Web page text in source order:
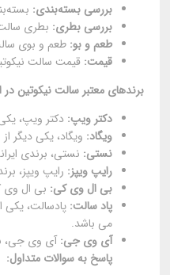
بررسی بسته‌بندی:
بررسی بطری: بطری سالت
طعم و بو: طعم و بوی
قیمت: قیمت سالت
برندهای معتبر سالت نیکوتین در
دکتر ویپ: دکتر ویپ،
ویگاد: ویگاد، یکی دیگر
نستی: نستی، برندی
رایپ ویپز: رایپ ویپز،
بی ال وی کی: بی ال وی
پاد سالت: پادسالت،
می باشد.
آی وی جی: آی وی جی،
پاسخ به سوالات متداول: